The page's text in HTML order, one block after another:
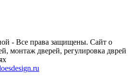
- Все права защищены. Сайт о
монтаж дверей, регулировка дврей